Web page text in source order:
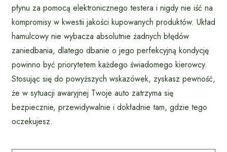
płynu za pomocą elektronicznego testera i nigdy nie iść na
kompromisy w kwestii jakości kupowanych produktów. Układ
hamulcowy nie wybacza absolutnie żadnych błędów
zaniedbania, dlatego dbanie o jego perfekcyjną kondycję
powinno być priorytetem każdego świadomego kierowcy.
Stosując się do powyższych wskazówek, zyskasz pewność,
że w sytuacji awaryjnej Twoje auto zatrzyma się
bezpiecznie, przewidywalnie i dokładnie tam, gdzie tego
oczekujesz.